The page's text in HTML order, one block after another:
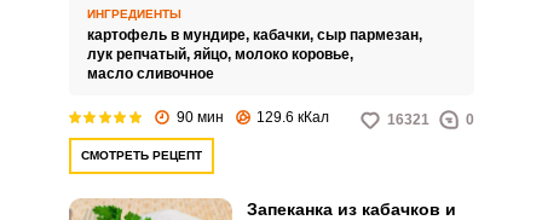
мультиварки вы с легкостью
можете приготовить такой
аппетитный и простой обед, не
ИНГРЕДИЕНТЫ
картофель в мундире, кабачки, сыр пармезан,
лук репчатый, яйцо, молоко коровье,
масло сливочное
90 мин 129.6 кКал 16321 0
СМОТРЕТЬ РЕЦЕПТ
Запеканка из кабачков и